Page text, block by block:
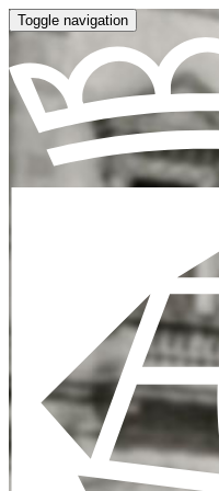
Toggle navigation